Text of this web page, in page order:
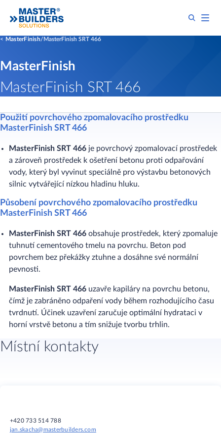
MasterFinish MasterFinish SRT 466
MasterFinish
MasterFinish SRT 466
Použití povrchového zpomalovacího prostředku
MasterFinish SRT 466
MasterFinish SRT 466 je povrchový zpomalovací prostředek
a zároveň prostředek k ošetření betonu proti odpařování
vody, který byl vyvinut speciálně pro výstavbu betonových
silnic vytvářející nízkou hladinu hluku.
Působení povrchového zpomalovacího prostředku
MasterFinish SRT 466
MasterFinish SRT 466 obsahuje prostředek, který zpomaluje
tuhnutí cementového tmelu na povrchu. Beton pod
povrchem bez překážky ztuhne a dosáhne své normální
pevnosti.
MasterFinish SRT 466 uzavře kapiláry na povrchu betonu,
čímž je zabráněno odpaření vody během rozhodujícího času
tvrdnutí. Účinek uzavření zaručuje optimální hydrataci v
horní vrstvě betonu a tím snižuje tvorbu trhlin.
Místní kontakty
+420 733 514 788
jan.skacha@masterbuilders.com